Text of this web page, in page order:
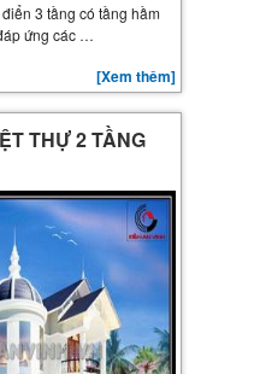
3 tầng có tầng hầm
ứng các …
[Xem thêm]
THỰ 2 TẦNG